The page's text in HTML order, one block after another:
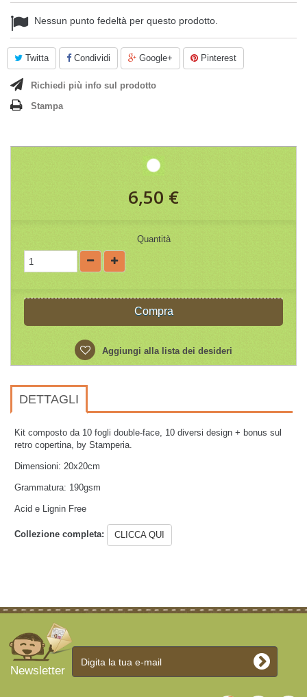
Nessun punto fedeltà per questo prodotto.
Twitta Condividi Google+ Pinterest
Richiedi più info sul prodotto
Stampa
6,50 €
Quantità
Compra
Aggiungi alla lista dei desideri
DETTAGLI
Kit composto da 10 fogli double-face, 10 diversi design + bonus sul
retro copertina, by Stamperia.
Dimensioni: 20x20cm
Grammatura: 190gsm
Acid e Lignin Free
Collezione completa: CLICCA QUI
Newsletter